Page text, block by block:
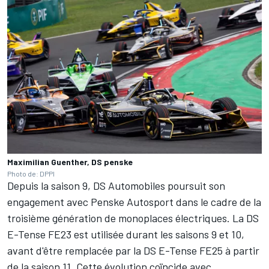
Maximilian Guenther, DS penske
Photo de: DPPI
Depuis la saison 9, DS Automobiles poursuit son
engagement avec Penske Autosport dans le cadre de la
troisième génération de monoplaces électriques. La DS
E-Tense FE23 est utilisée durant les saisons 9 et 10,
avant d'être remplacée par la DS E-Tense FE25 à partir